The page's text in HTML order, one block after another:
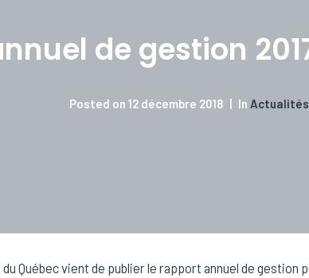
de gestion
Posted on 12 décembre 2018 In Actualités
Québec vient de publier le rapport annuel de gestion